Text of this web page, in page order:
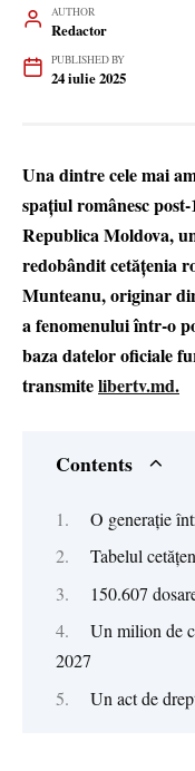
AUTHOR
Redactor
PUBLISHED BY
24 iulie 2025
Una dintre cele mai
spațiul românesc
Republica Moldova,
redobândit cetățenia
Munteanu, originar
a fenomenului într-o
baza datelor oficiale
transmitelibertv.md.
Contents
O generație
Tabelul
150.607
Un milion de
2027
Un act de